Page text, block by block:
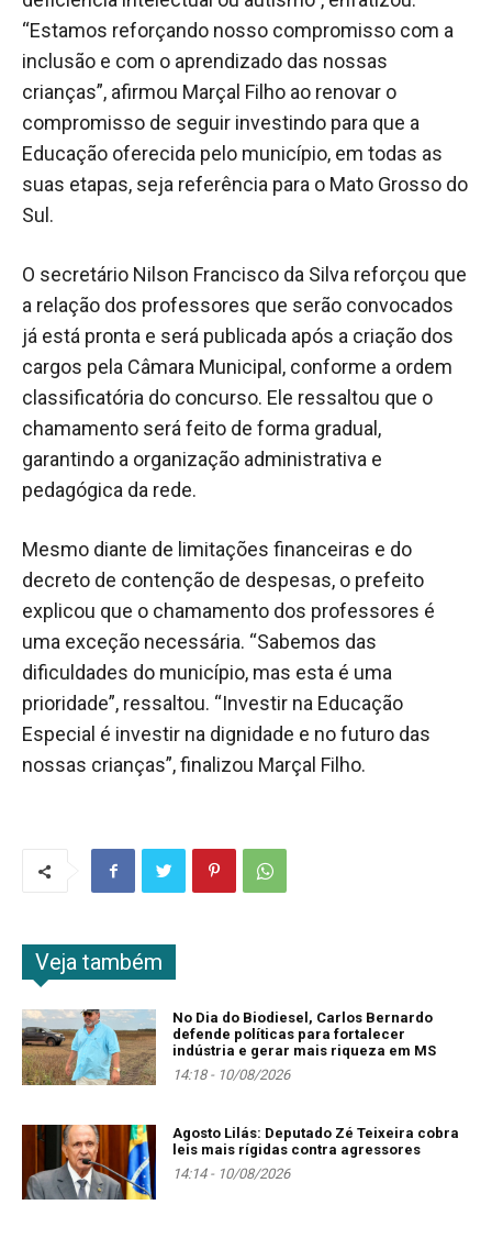
“Estamos reforçando nosso compromisso com a
inclusão e com o aprendizado das nossas
crianças”, afirmou Marçal Filho ao renovar o
compromisso de seguir investindo para que a
Educação oferecida pelo município, em todas as
suas etapas, seja referência para o Mato Grosso do
Sul.
O secretário Nilson Francisco da Silva reforçou que
a relação dos professores que serão convocados
já está pronta e será publicada após a criação dos
cargos pela Câmara Municipal, conforme a ordem
classificatória do concurso. Ele ressaltou que o
chamamento será feito de forma gradual,
garantindo a organização administrativa e
pedagógica da rede.
Mesmo diante de limitações financeiras e do
decreto de contenção de despesas, o prefeito
explicou que o chamamento dos professores é
uma exceção necessária. “Sabemos das
dificuldades do município, mas esta é uma
prioridade”, ressaltou. “Investir na Educação
Especial é investir na dignidade e no futuro das
nossas crianças”, finalizou Marçal Filho.
Veja também
No Dia do Biodiesel, Carlos Bernardo
defende políticas para fortalecer
indústria e gerar mais riqueza em MS
14:18 - 10/08/2026
Agosto Lilás: Deputado Zé Teixeira cobra
leis mais rígidas contra agressores
14:14 - 10/08/2026